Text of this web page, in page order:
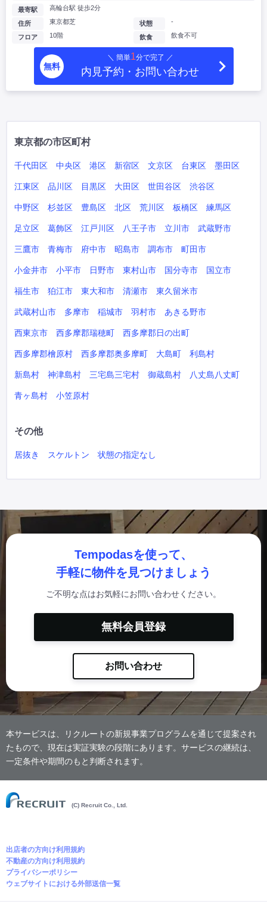
最寄駅 高輪台駅 徒歩2分
住所 東京都芝
フロア 10階
状態 -
飲食 飲食不可
無料
＼ 簡単1分で完了 ／
内見予約・お問い合わせ
東京都の市区町村
千代田区 中央区 港区 新宿区 文京区 台東区 墨田区
江東区 品川区 目黒区 大田区 世田谷区 渋谷区
中野区 杉並区 豊島区 北区 荒川区 板橋区 練馬区
足立区 葛飾区 江戸川区 八王子市 立川市 武蔵野市
三鷹市 青梅市 府中市 昭島市 調布市 町田市
小金井市 小平市 日野市 東村山市 国分寺市 国立市
福生市 狛江市 東大和市 清瀬市 東久留米市
武蔵村山市 多摩市 稲城市 羽村市 あきる野市
西東京市 西多摩郡瑞穂町 西多摩郡日の出町
西多摩郡檜原村 西多摩郡奥多摩町 大島町 利島村
新島村 神津島村 三宅島三宅村 御蔵島村 八丈島八丈町
青ヶ島村 小笠原村
その他
居抜き スケルトン 状態の指定なし
Tempodasを使って、
手軽に物件を見つけましょう
ご不明な点はお気軽にお問い合わせください。
無料会員登録
お問い合わせ
本サービスは、リクルートの新規事業プログラムを通じて提案され
たもので、現在は実証実験の段階にあります。サービスの継続は、
一定条件や期間のもと判断されます。
(C) Recruit Co., Ltd.
出店者の方向け利用規約
不動産の方向け利用規約
プライバシーポリシー
ウェブサイトにおける外部送信一覧